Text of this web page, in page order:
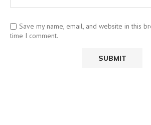
Save my name, email, and website in this
time I comment.